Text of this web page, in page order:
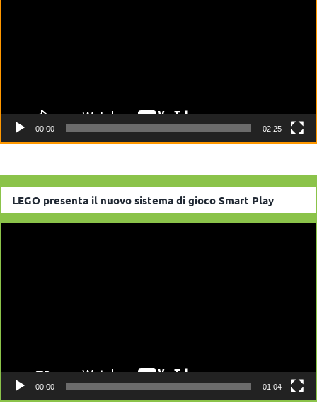
00:00 02:25
LEGO presenta il nuovo sistema di gioco Smart Play
00:00 01:04